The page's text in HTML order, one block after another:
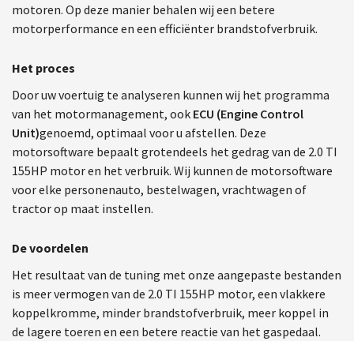
motoren. Op deze manier behalen wij een betere
motorperformance en een efficiënter brandstofverbruik.
Het proces
Door uw voertuig te analyseren kunnen wij het programma
van het motormanagement, ook ECU (Engine Control
Unit)genoemd, optimaal voor u afstellen. Deze
motorsoftware bepaalt grotendeels het gedrag van de 2.0 TI
155HP motor en het verbruik. Wij kunnen de motorsoftware
voor elke personenauto, bestelwagen, vrachtwagen of
tractor op maat instellen.
De voordelen
Het resultaat van de tuning met onze aangepaste bestanden
is meer vermogen van de 2.0 TI 155HP motor, een vlakkere
koppelkromme, minder brandstofverbruik, meer koppel in
de lagere toeren en een betere reactie van het gaspedaal.